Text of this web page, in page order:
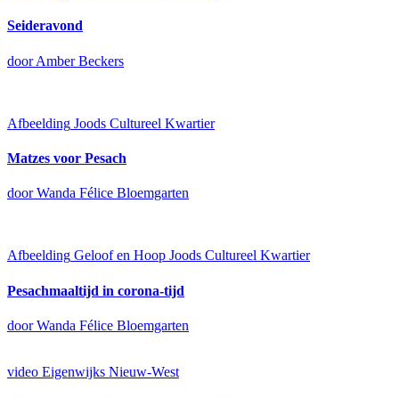
Seideravond
door Amber Beckers
Afbeelding Joods Cultureel Kwartier
Matzes voor Pesach
door Wanda Félice Bloemgarten
Afbeelding Geloof en Hoop Joods Cultureel Kwartier
Pesachmaaltijd in corona-tijd
door Wanda Félice Bloemgarten
video Eigenwijks Nieuw-West